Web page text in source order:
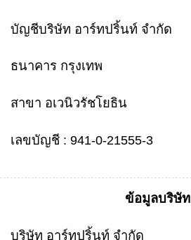
บัญชีบริษัท อาร์ทปริ้นท์ จำกัด
ธนาคาร กรุงเทพ
สาขา อเวนิวรัชโยธิน
เลขบัญชี : 941-0-21555-3
ข้อมูลบริษัท
บริษัท อาร์ทปริ้นท์ จำกัด